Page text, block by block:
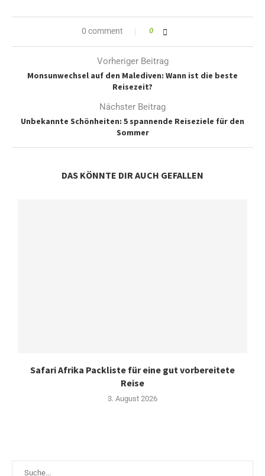
0 comment 0
Vorheriger Beitrag
Monsunwechsel auf den Malediven: Wann ist die beste
Reisezeit?
Nächster Beitrag
Unbekannte Schönheiten: 5 spannende Reiseziele für den
Sommer
DAS KÖNNTE DIR AUCH GEFALLEN
Safari Afrika Packliste für eine gut vorbereitete
Reise
3. August 2026